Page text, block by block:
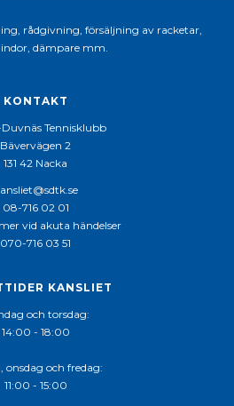
rådgivning, försäljning av racketar,
dämpare mm.
KONTAKT
Duvnäs Tennisklubb
Bävervägen 2
131 42 Nacka
08-716 02 01
vid akuta händelser
070-716 03 51
KANSLIET
och torsdag:
14:00 - 18:00
onsdag och fredag:
11:00 - 15:00